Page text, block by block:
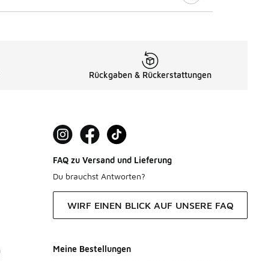
Rückgaben & Rückerstattungen
FAQ zu Versand und Lieferung
Du brauchst Antworten?
WIRF EINEN BLICK AUF UNSERE FAQ
Meine Bestellungen